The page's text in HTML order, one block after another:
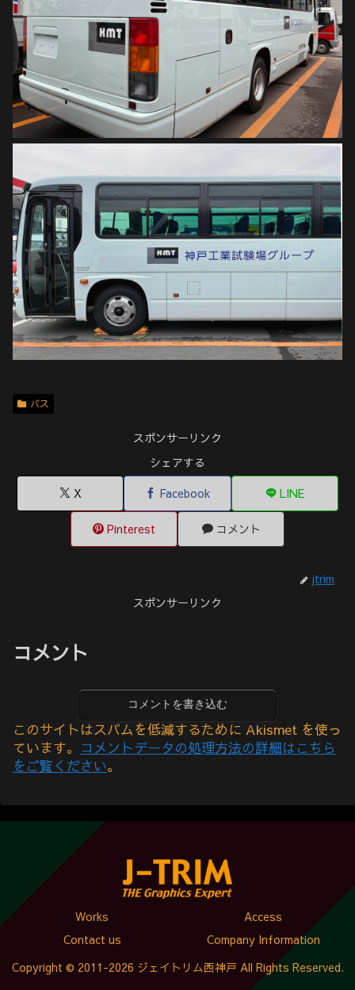
バス
スポンサーリンク
シェアする
X
Facebook LINE
Pinterest コメント
jtrim
スポンサーリンク
コメント
コメントを書き込む
このサイトはスパムを低減するために Akismet を使っ
ています。 コメントデータの処理方法の詳細はこちら
をご覧ください。
Works
Access
Contact us
Company Information
Copyright © 2011-2026 ジェイトリム西神戸 All Rights Reserved.